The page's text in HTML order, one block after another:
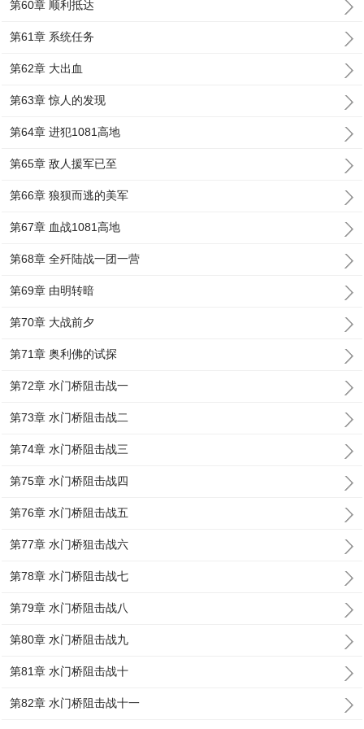
第60章 顺利抵达
第61章 系统任务
第62章 大出血
第63章 惊人的发现
第64章 进犯1081高地
第65章 敌人援军已至
第66章 狼狈而逃的美军
第67章 血战1081高地
第68章 全歼陆战一团一营
第69章 由明转暗
第70章 大战前夕
第71章 奥利佛的试探
第72章 水门桥阻击战一
第73章 水门桥阻击战二
第74章 水门桥阻击战三
第75章 水门桥阻击战四
第76章 水门桥阻击战五
第77章 水门桥狙击战六
第78章 水门桥阻击战七
第79章 水门桥阻击战八
第80章 水门桥阻击战九
第81章 水门桥阻击战十
第82章 水门桥阻击战十一